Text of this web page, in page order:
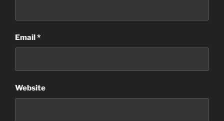
Email*
Website